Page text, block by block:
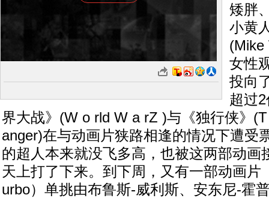
矮胖
小黄
(Mike
女性
投向
超过
界大战》(W o rld W a rZ )与《独行侠》
anger)在与动画片狭路相逢的情况下遭受
的超人本来就没飞多高，也被这两部动画
天上打了下来。到下周，又有一部动画片
urbo）单挑由布鲁斯-威利斯、安东尼-霍